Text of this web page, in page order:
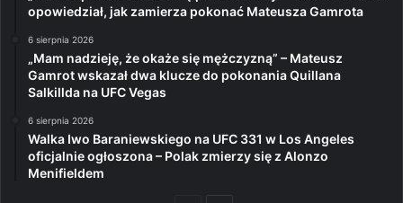
opowiedział, jak zamierza pokonać Mateusza Gamrota
6 sierpnia 2026
„Mam nadzieję, że okaże się mężczyzną” – Mateusz
Gamrot wskazał dwa klucze do pokonania Quillana
Salkillda na UFC Vegas
6 sierpnia 2026
Walka Iwo Baraniewskiego na UFC 331 w Los Angeles
oficjalnie ogłoszona – Polak zmierzy się z Alonzo
Menifieldem